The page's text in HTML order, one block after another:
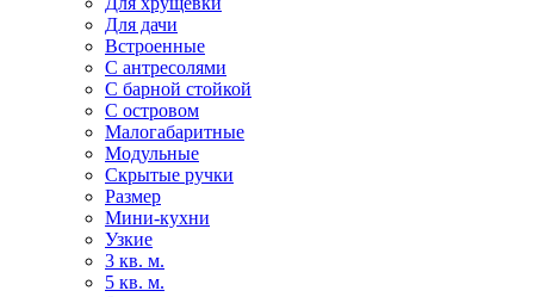
Для дачи
Встроенные
С антресолями
С барной стойкой
С островом
Малогабаритные
Модульные
Скрытые ручки
Размер
Мини-кухни
Узкие
3 кв. м.
5 кв. м.